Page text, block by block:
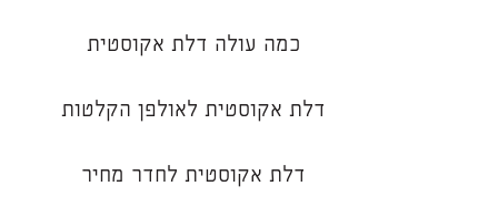
כמה עולה דלת אקוסטית
דלת אקוסטית לאולפן הקלטות
דלת אקוסטית לחדר מחיר